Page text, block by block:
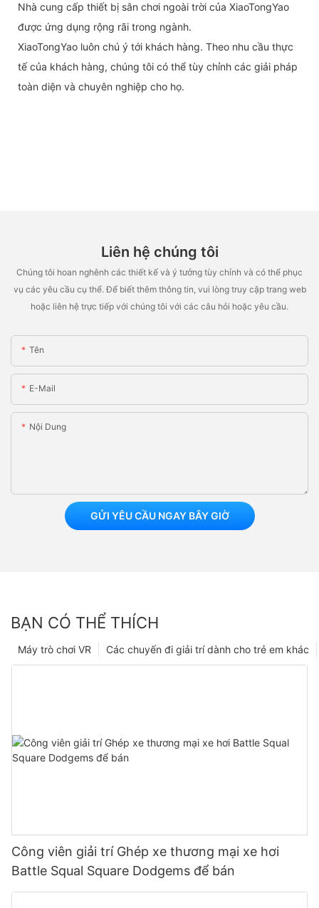
Nhà cung cấp thiết bị sân chơi ngoài trời của XiaoTongYao
được ứng dụng rộng rãi trong ngành.
XiaoTongYao luôn chú ý tới khách hàng. Theo nhu cầu thực
tế của khách hàng, chúng tôi có thể tùy chỉnh các giải pháp
toàn diện và chuyên nghiệp cho họ.
Liên hệ chúng tôi
Chúng tôi hoan nghênh các thiết kế và ý tưởng tùy chỉnh và có thể phục
vụ các yêu cầu cụ thể. Để biết thêm thông tin, vui lòng truy cập trang web
hoặc liên hệ trực tiếp với chúng tôi với các câu hỏi hoặc yêu cầu.
Tên
E-Mail
Nội Dung
GỬI YÊU CẦU NGAY BÂY GIỜ
BẠN CÓ THỂ THÍCH
Các chuyến đi giải trí dành cho trẻ em khác
Máy trò chơi VR
Công viên giải trí Ghép xe thương mại xe hơi
Battle Squal Square Dodgems để bán